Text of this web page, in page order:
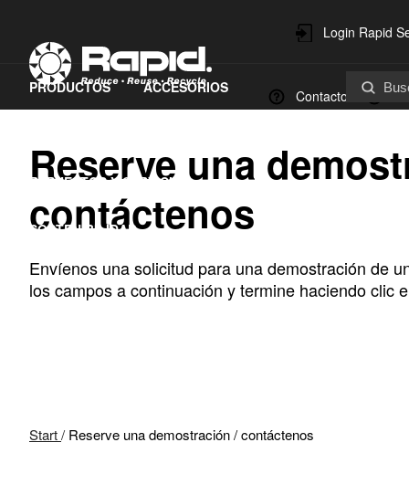
Login Rapid
Contacto
PRODUCTOS ACCESORIOS
REPUESTOS Y SERVICIO
SOSTENIBILIDAD
Reserve una
contáctenos
Envíenos unasolicitud para unademostración de
loscamposacontinuación ytermine haciendoclic
Start/ Reserve una demostración / contáctenos